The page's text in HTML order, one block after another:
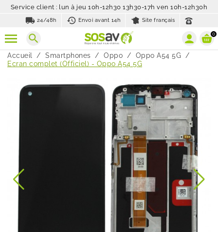
Service client : lun à jeu 10h-12h30 13h30-17h ven 10h-12h30h
local_shipping 24/48h history_toggle_off
Envoi avant 14h Site français
search 0
Accueil Smartphones Oppo
Oppo A54 5G
Ecran complet (Officiel) - Oppo A54 5G